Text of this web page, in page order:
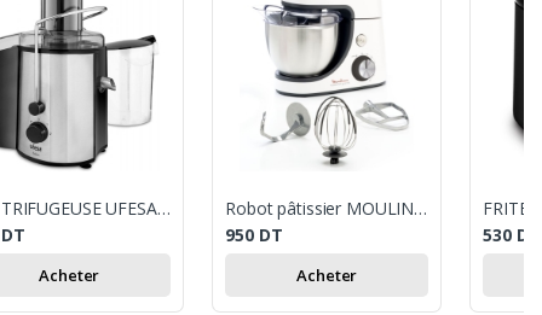
CENTRIFUGEUSE UFESA DELUX LC5750 / 1000 W / NOIR
DT
Acheter
Robot pâtissier MOULINEX MASTERCHEF GOURMET, KIT PATISSERIE, FOUET FLEX
950 DT
Acheter
530 DT